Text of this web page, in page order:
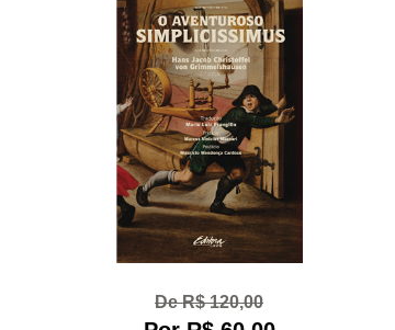
De R$ 120,00